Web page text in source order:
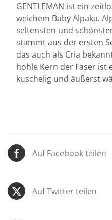
GENTLEMAN ist ein
weichem Baby Alpaka.
seltensten und
stammt aus der ersten
das auch als Cria
hohle Kern der Faser ist
kuschelig und äußerst
Auf Facebook teilen
Auf Twitter teilen